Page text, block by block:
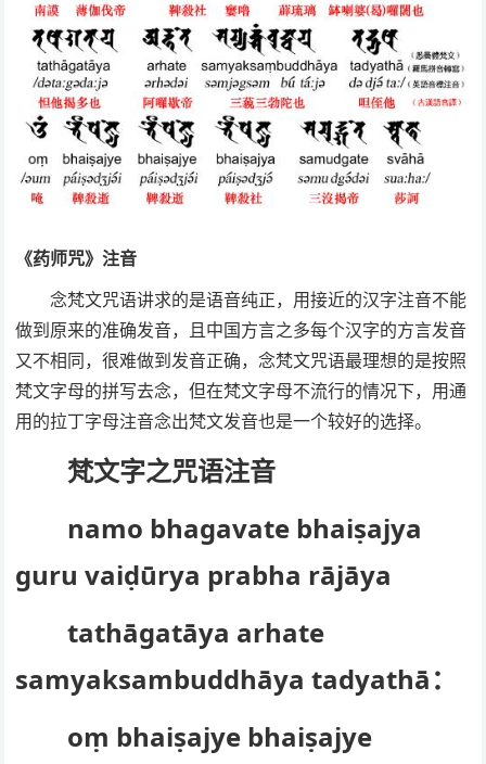
《药师咒》注音
念梵文咒语讲求的是语音纯正，用接近的汉字注音不能
做到原来的准确发音，且中国方言之多每个汉字的方言发音
又不相同，很难做到发音正确，念梵文咒语最理想的是按照
梵文字母的拼写去念，但在梵文字母不流行的情况下，用通
用的拉丁字母注音念出梵文发音也是一个较好的选择。
梵文字之咒语注音
namo bhagavate bhaiṣajya
guru vaiḍūrya prabha rājāya
tathāgatāya arhate
samyaksambuddhāya tadyathā：
oṃ bhaiṣajye bhaiṣajye